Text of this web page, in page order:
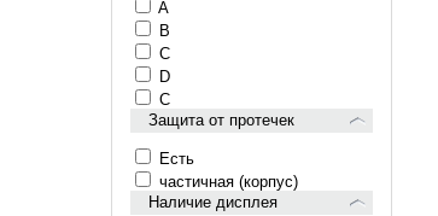
A
B
C
D
С
Защита от протечек
Есть
частичная (корпус)
Наличие дисплея